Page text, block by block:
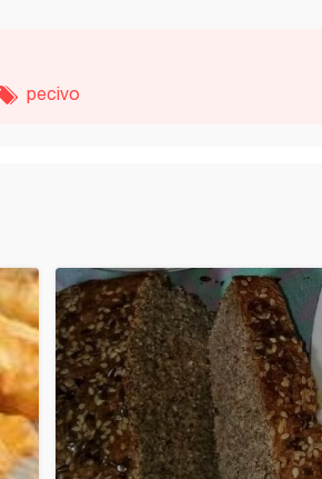
pecivo